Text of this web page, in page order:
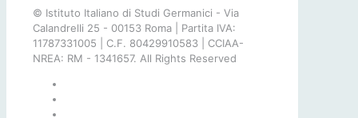
© Istituto Italiano di Studi Germanici - Via
Calandrelli 25 - 00153 Roma | Partita IVA:
11787331005 | C.F. 80429910583 | CCIAA-
NREA: RM - 1341657. All Rights Reserved